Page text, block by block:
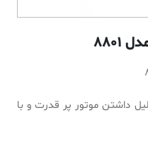
داشتن موتور پر قدرت و با